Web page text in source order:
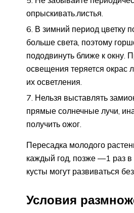
опрыскивать.листья.
В зимний период цветку
больше света, поэтому
пододвинуть ближе к окну.
освещения теряется окрас
их осветления.
Нельзя выставлять
прямые солнечные лучи,
получить ожог.
Пересадка молодого
каждый год, позже —1 раз
кусты могут развиваться
Условия